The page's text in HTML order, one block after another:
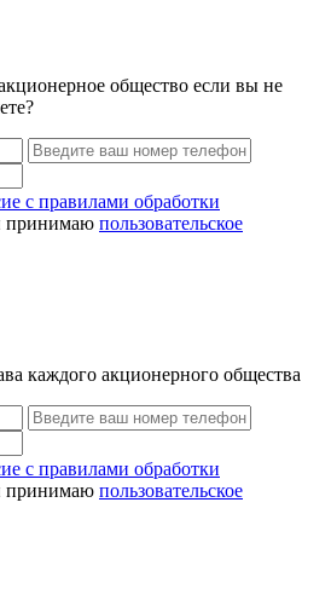
общество если вы не
с правилами обработки
принимаю пользовательское
каждого акционерного общества
с правилами обработки
принимаю пользовательское